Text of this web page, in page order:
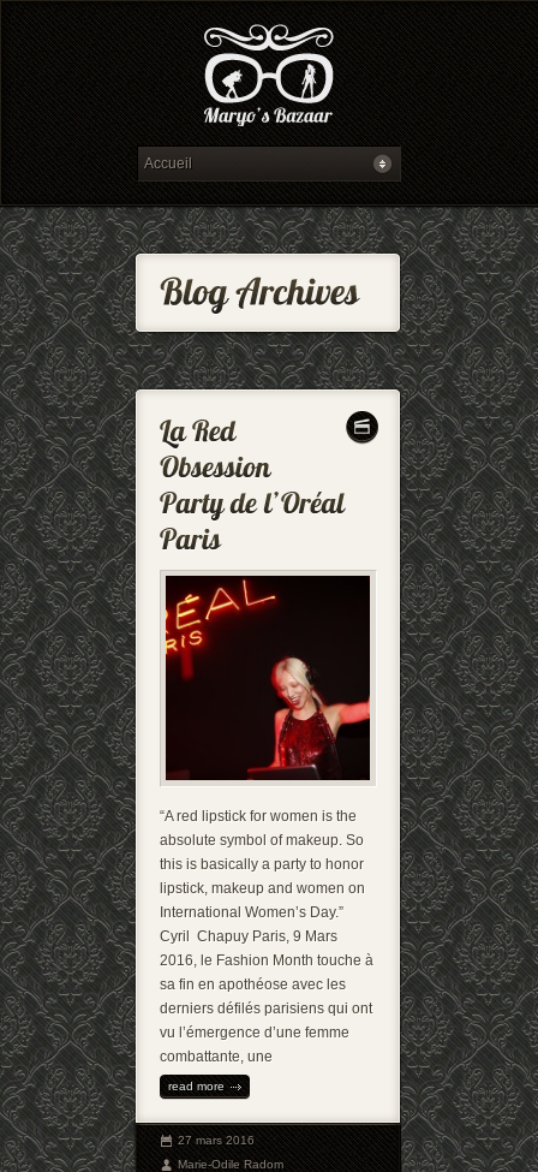
“A red lipstick for women is the
absolute symbol of makeup. So
this is basically a party to honor
lipstick, makeup and women on
International Women’s Day.”
Cyril Chapuy Paris, 9 Mars
2016, le Fashion Month touche à
sa fin en apothéose avec les
derniers défilés parisiens qui ont
vu l’émergence d’une femme
combattante, une
read more
27 mars 2016
Marie-Odile Radom